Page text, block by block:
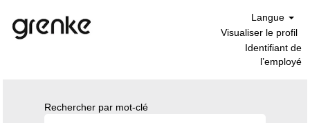
Langue
Visualiser le profil
Identifiant de
l’employé
Rechercher par mot-clé